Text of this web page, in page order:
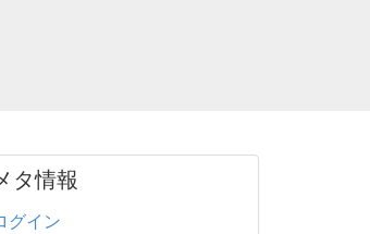
タ情報
グイン